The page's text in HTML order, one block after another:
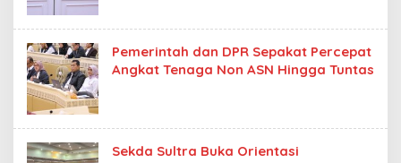
Pemerintah dan DPR Sepakat Percepat
Angkat Tenaga Non ASN Hingga Tuntas
Sekda Sultra Buka Orientasi